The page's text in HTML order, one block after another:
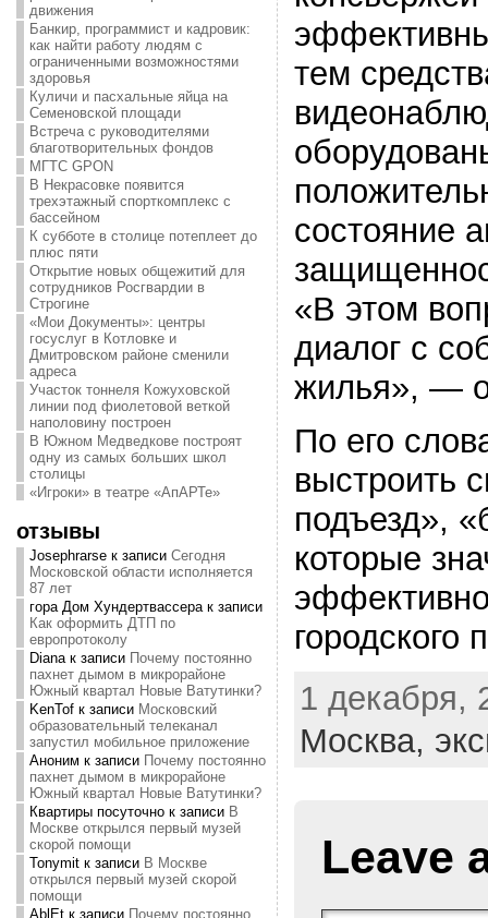
движения
Банкир, программист и кадровик:
как найти работу людям с
ограниченными возможностями
здоровья
Куличи и пасхальные яйца на
Семеновской площади
Встреча с руководителями
благотворительных фондов
МГТС GPON
В Некрасовке появится
трехэтажный спорткомплекс с
бассейном
К субботе в столице потеплеет до
плюс пяти
Открытие новых общежитий для
сотрудников Росгвардии в
Строгине
«Мои Документы»: центры
госуслуг в Котловке и
Дмитровском районе сменили
адреса
Участок тоннеля Кожуховской
линии под фиолетовой веткой
наполовину построен
В Южном Медведкове построят
одну из самых больших школ
столицы
«Игроки» в театре «АпАРТе»
отзывы
Josephrarseк записи Сегодня
Московской области исполняется
87 лет
гора Дом Хундертвассерак записи
Как оформить ДТП по
европротоколу
Dianaк записи Почему постоянно
пахнет дымом в микрорайоне
Южный квартал Новые Ватутинки?
KenTofк записи Московский
образовательный телеканал
запустил мобильное приложение
Аноним к записи Почему постоянно
пахнет дымом в микрорайоне
Южный квартал Новые Ватутинки?
Квартиры посуточнок записи В
Москве открылся первый музей
скорой помощи
Tonymitк записи В Москве
открылся первый музей скорой
помощи
AblEtк записи Почему постоянно
тем
состояние
«В этом
диалог с
жилья», —
По его
выстроить
подъезд»,
которые
городского
1 декабря,
Москва,
Leave